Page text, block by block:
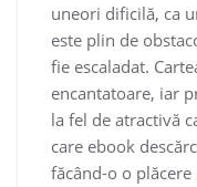
uneori dificilă, ca
este plin de
fie escaladat.
encantatoare, iar
la fel de atractivă
care ebook
făcând-o o plăcere